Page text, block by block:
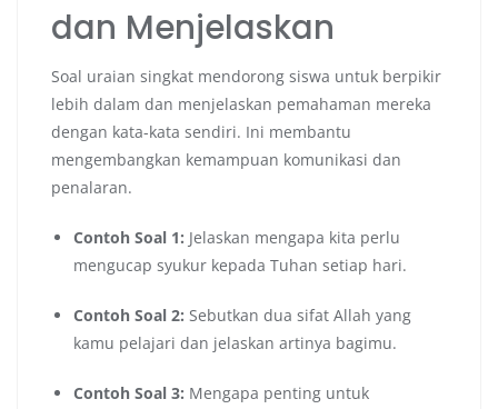
dan Menjelaskan
Soal uraian singkat mendorong siswa untuk berpikir
lebih dalam dan menjelaskan pemahaman mereka
dengan kata-kata sendiri. Ini membantu
mengembangkan kemampuan komunikasi dan
penalaran.
Contoh Soal 1: Jelaskan mengapa kita perlu
mengucap syukur kepada Tuhan setiap hari.
Contoh Soal 2: Sebutkan dua sifat Allah yang
kamu pelajari dan jelaskan artinya bagimu.
Contoh Soal 3: Mengapa penting untuk